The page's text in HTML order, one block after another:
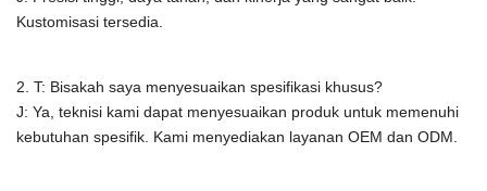
Kustomisasi tersedia.
2. T: Bisakah saya menyesuaikan spesifikasi khusus?
J: Ya, teknisi kami dapat menyesuaikan produk untuk memenuhi
kebutuhan spesifik. Kami menyediakan layanan OEM dan ODM.